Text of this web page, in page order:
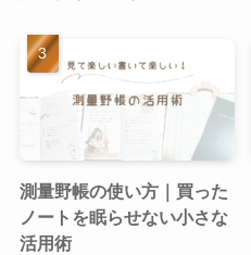
測量野帳の使い方｜買った
ノートを眠らせない小さな
活用術